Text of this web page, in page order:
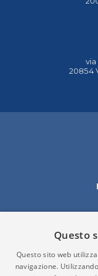
via
20854
Questo
Questo sito web
navigazione.